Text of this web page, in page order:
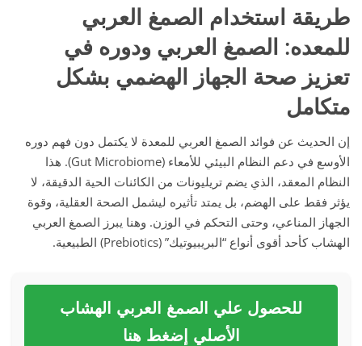
طريقة استخدام الصمغ العربي
للمعده: الصمغ العربي ودوره في
تعزيز صحة الجهاز الهضمي بشكل
متكامل
إن الحديث عن فوائد الصمغ العربي للمعدة لا يكتمل دون فهم دوره
الأوسع في دعم النظام البيئي للأمعاء (Gut Microbiome). هذا
النظام المعقد، الذي يضم تريليونات من الكائنات الحية الدقيقة، لا
يؤثر فقط على الهضم، بل يمتد تأثيره ليشمل الصحة العقلية، وقوة
الجهاز المناعي، وحتى التحكم في الوزن. وهنا يبرز الصمغ العربي
الهشاب كأحد أقوى أنواع “البريبيوتيك” (Prebiotics) الطبيعية.
للحصول علي الصمغ العربي الهشاب
الأصلي إضغط هنا